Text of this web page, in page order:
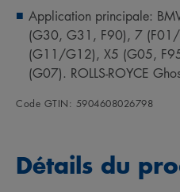
Application principale:
(G30, G31, F90), 7
(G11/G12), X5 (G05,
(G07). ROLLS-ROYCE
Code GTIN: 5904608026798
Détails du